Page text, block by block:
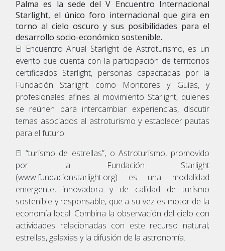
Palma es la sede del V Encuentro Internacional
Starlight, el único foro internacional que gira en
torno al cielo oscuro y sus posibilidades para el
desarrollo socio-económico sostenible.
El Encuentro Anual Starlight de Astroturismo, es un
evento que cuenta con la participación de territorios
certificados Starlight, personas capacitadas por la
Fundación Starlight como Monitores y Guías, y
profesionales afines al movimiento Starlight, quienes
se reúnen para intercambiar experiencias, discutir
temas asociados al astroturismo y establecer pautas
para el futuro.
El “turismo de estrellas”, o Astroturismo, promovido
por la Fundación Starlight
(www.fundacionstarlight.org) es una modalidad
emergente, innovadora y de calidad de turismo
sostenible y responsable, que a su vez es motor de la
economía local. Combina la observación del cielo con
actividades relacionadas con este recurso natural;
estrellas, galaxias y la difusión de la astronomía.